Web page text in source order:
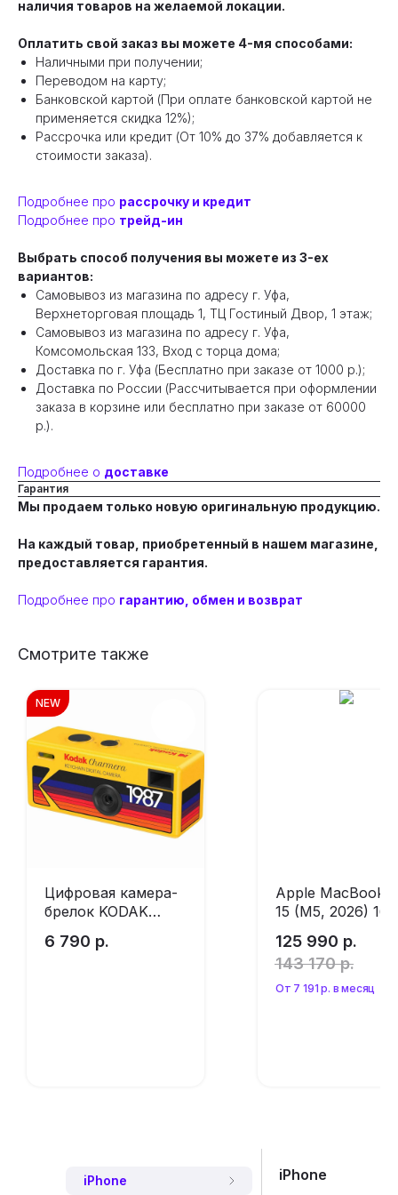
наличия товаров на желаемой локации.
Оплатить свой заказ вы можете 4-мя способами:
Наличными при получении;
Переводом на карту;
Банковской картой (При оплате банковской картой не
применяется скидка 12%);
Рассрочка или кредит (От 10% до 37% добавляется к
стоимости заказа).
Подробнее про рассрочку и кредит
Подробнее про трейд-ин
Выбрать способ получения вы можете из 3-ех
вариантов:
Самовывоз из магазина по адресу г. Уфа,
Верхнеторговая площадь 1, ТЦ Гостиный Двор, 1 этаж;
Самовывоз из магазина по адресу г. Уфа,
Комсомольская 133, Вход с торца дома;
Доставка по г. Уфа (Бесплатно при заказе от 1000 р.);
Доставка по России (Рассчитывается при оформлении
заказа в корзине или бесплатно при заказе от 60000
р.).
Подробнее о доставке
Гарантия
Мы продаем только новую оригинальную продукцию.
На каждый товар, приобретенный в нашем магазине,
предоставляется гарантия.
Подробнее про гарантию, обмен и возврат
Смотрите также
NEW
Цифровая камера-
брелок KODAK
6 790 р.
Apple MacBook
15 (M5, 2026) 16
MDHA4 Starlight
(без RuStore)
125 990 р.
143 170 р.
От 7 191 р. в месяц
iPhone
iPhone